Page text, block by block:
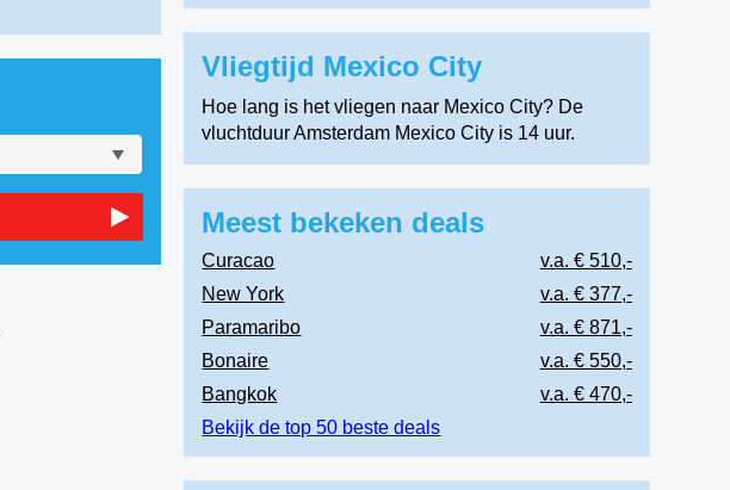
Vliegtijd Mexico City
Hoe lang is het vliegen naar Mexico City? De
vluchtduur Amsterdam Mexico City is 14 uur.
Meest bekeken deals
Curacao
v.a. € 510,-
New York
v.a. € 377,-
Paramaribo
v.a. € 871,-
Bonaire
v.a. € 550,-
Bangkok
v.a. € 470,-
Bekijk de top 50 beste deals